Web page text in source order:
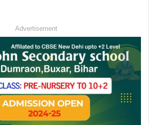
Advertisement